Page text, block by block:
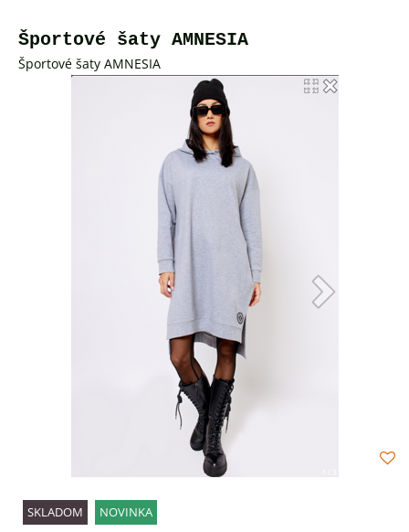
Športové šaty AMNESIA
Športové šaty AMNESIA
SKLADOM NOVINKA